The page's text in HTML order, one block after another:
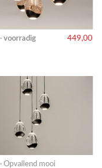
voorradig 449,00
Opvallend mooi